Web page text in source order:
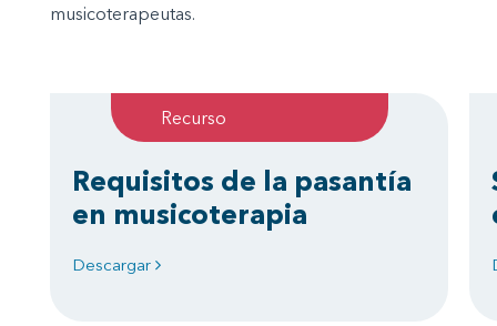
musicoterapeutas.
Recurso
Requisitos de la pasantía
en musicoterapia
Descargar